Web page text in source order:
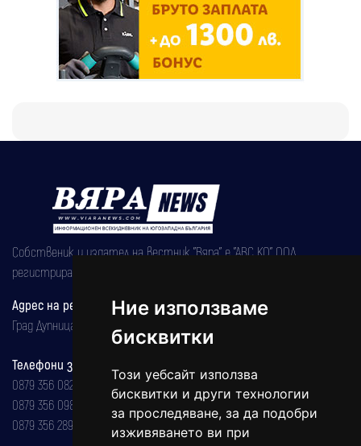
Ние използваме
бисквитки
Този уебсайт използва
бисквитки и други технологии
за проследяване, за да подобри
изживяването ви при
Собственик и издател на вестник "Вяра" е "АВС КО" ООД,
регистрирана на 08.05.2002 година.
Адрес на редакцията
Град Дупница, ул.''Христо Ботев" 43
Телефони за реклама и абонаменти
0879 356 082
0879 356 098
0879 356 289